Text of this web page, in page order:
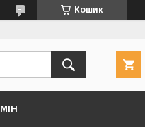
Кошик